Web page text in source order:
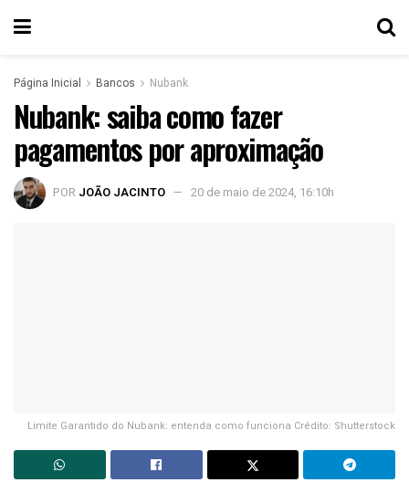
Página Inicial Bancos Nubank
Nubank: saiba como fazer
pagamentos por aproximação
POR JOÃO JACINTO 20 de maio de 2024, 16:10h
Limite Garantido do Nubank: entenda como funciona Crédito: Shutterstock